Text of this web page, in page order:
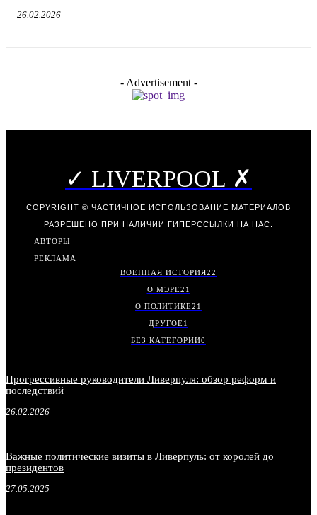
26.02.2026
- Advertisement -
✓ LIVERPOOL ✗
COPYRIGHT © ЧАСТИЧНОЕ ИСПОЛЬЗОВАНИЕ МАТЕРИАЛОВ
РАЗРЕШЕНО ПРИ НАЛИЧИИ ГИПЕРССЫЛКИ НА НАС.
АВТОРЫ
РЕКЛАМА
ВОЕННАЯ ИСТОРИЯ22
О МЭРЕ21
О ПОЛИТИКЕ21
ДРУГОЕ1
БЕЗ КАТЕГОРИИ0
Прогрессивные руководители Ливерпуля: обзор реформ и
последствий
26.02.2026
Важные политические визиты в Ливерпуль: от королей до
президентов
27.05.2025